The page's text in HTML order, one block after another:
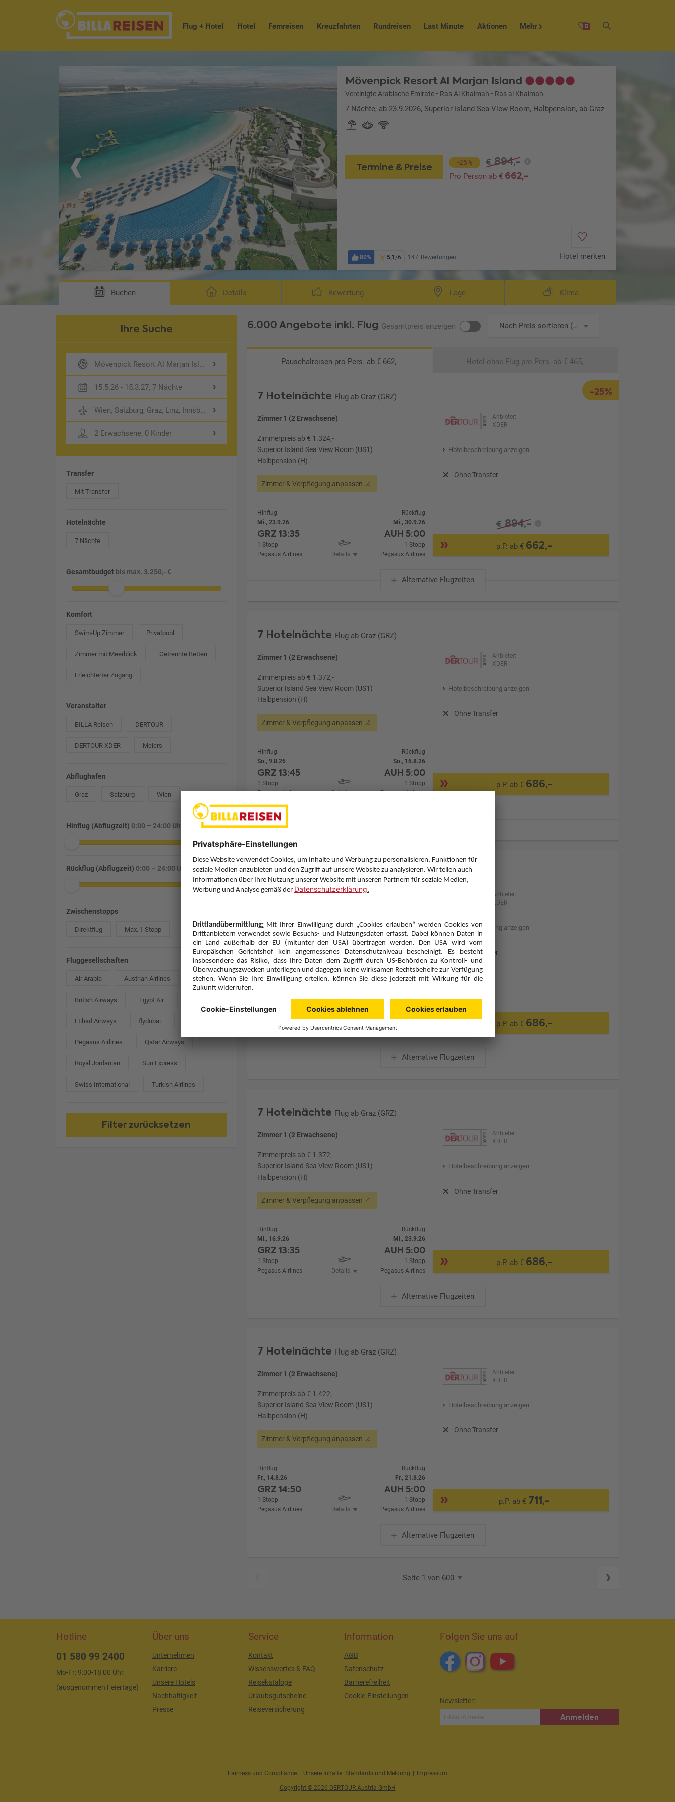
0
Flug + Hotel Hotel Fernreisen Kreuzfahrten Rundreisen Last Minute Aktionen Mehr
Wohnbeispiel Deluxe/ Island Sea View Room (Zimmercodierung DD3)
Mövenpick Resort Al Marjan Island
Vereinigte Arabische Emirate • Ras Al Khaimah • Ras al Khaimah
7 Nächte, ab 23.9.2026, Superior Island Sea View Room, Halbpension, ab Graz
Termine & Preise -25% € 894,-
Pro Person ab €662,-
80% 5,1/6 147 Bewertungen Hotel merken
Buchen Details Bewertung Lage Klima
Ihre Suche
Mövenpick Resort Al Marjan Island
15.5.26 - 15.3.27, 7 Nächte
Wien, Salzburg, Graz, Linz, Innsbruck
2 Erwachsene, 0 Kinder
Transfer
Mit Transfer
Hotelnächte
7 Nächte
Gesamtbudget bis max. 3.250,- €
Komfort
Swim-Up Zimmer Privatpool
Zimmer mit Meerblick Getrennte Betten
Erleichterter Zugang
Veranstalter
BILLA Reisen DERTOUR
DERTOUR XDER Meiers
Abflughafen
Graz Salzburg Wien
Hinflug (Abflugzeit) 0:00 – 24:00 Uhr
Rückflug (Abflugzeit) 0:00 – 24:00 Uhr
Zwischenstopps
Direktflug Max. 1 Stopp
Fluggesellschaften
Air Arabia Austrian Airlines
British Airways Egypt Air
Etihad Airways flydubai
Pegasus Airlines Qatar Airways
Royal Jordanian Sun Express
Swiss International Turkish Airlines
Filter zurücksetzen
6.000 Angebote inkl. Flug Gesamtpreis anzeigen Nach Preis sortieren (aufsteigend)
Pauschalreisen pro Pers. ab € 662,- Hotel ohne Flug pro Pers. ab € 465,-
-25%
7 Hotelnächte Flug ab Graz (GRZ)
Zimmer 1 (2 Erwachsene)
Zimmerpreis ab € 1.324,-
Superior Island Sea View Room (US1)
Halbpension (H)
Zimmer & Verpflegung anpassen
Anbieter:
XDER
Hotelbeschreibung anzeigen
Ohne Transfer
Hinflug
Mi., 23.9.26
GRZ13:35
1 Stopp
Pegasus Airlines
Details
Rückflug
Mi., 30.9.26
AUH5:00
1 Stopp
Pegasus Airlines
€ 894,-
p.P. ab € 662,-
Alternative Flugzeiten
7 Hotelnächte Flug ab Graz (GRZ)
Zimmer 1 (2 Erwachsene)
Zimmerpreis ab € 1.372,-
Superior Island Sea View Room (US1)
Halbpension (H)
Zimmer & Verpflegung anpassen
Anbieter:
XDER
Hotelbeschreibung anzeigen
Ohne Transfer
Hinflug
So., 9.8.26
GRZ13:45
1 Stopp
Pegasus Airlines
Details
Rückflug
So., 16.8.26
AUH5:00
1 Stopp
Pegasus Airlines
p.P. ab € 686,-
7 Hotelnächte Flug ab Graz (GRZ)
Superior Island Sea View Room (US1)
Halbpension (H)
Zimmer & Verpflegung anpassen
Anbieter:
XDER
Hotelbeschreibung anzeigen
Ohne Transfer
GRZ
Pegasus Airlines
Details
Mi., 19.8.26
AUH5:00
Pegasus Airlines
p.P. ab € 686,-
Alternative Flugzeiten
7 Hotelnächte Flug ab Graz (GRZ)
Zimmer 1 (2 Erwachsene)
Zimmerpreis ab € 1.372,-
Superior Island Sea View Room (US1)
Halbpension (H)
Zimmer & Verpflegung anpassen
Anbieter:
XDER
Hotelbeschreibung anzeigen
Ohne Transfer
Hinflug
Mi., 16.9.26
GRZ13:35
1 Stopp
Pegasus Airlines
Details
Rückflug
Mi., 23.9.26
AUH5:00
1 Stopp
Pegasus Airlines
p.P. ab € 686,-
Alternative Flugzeiten
7 Hotelnächte Flug ab Graz (GRZ)
Zimmer 1 (2 Erwachsene)
Zimmerpreis ab € 1.422,-
Superior Island Sea View Room (US1)
Halbpension (H)
Zimmer & Verpflegung anpassen
Anbieter:
XDER
Hotelbeschreibung anzeigen
Ohne Transfer
Hinflug
Fr., 14.8.26
GRZ14:50
1 Stopp
Pegasus Airlines
Details
Rückflug
Fr., 21.8.26
AUH5:00
1 Stopp
Pegasus Airlines
p.P. ab € 711,-
Alternative Flugzeiten
Seite 1 von 600
Hotline
01 580 99 2400
Mo-Fr: 9:00-18:00 Uhr
(ausgenommen Feiertage)
Über uns
Unternehmen
Karriere
Unsere Hotels
Nachhaltigkeit
Presse
Service
Kontakt
Wissenswertes & FAQ
Reisekataloge
Urlaubsgutscheine
Reiseversicherung
Information
AGB
Datenschutz
Barrierefreiheit
Cookie-Einstellungen
Folgen Sie uns auf
Newsletter:
Anmelden
Fairness und Compliance | Unsere Inhalte: Standards und Meldung | Impressum
Copyright © 2026 DERTOUR Austria GmbH